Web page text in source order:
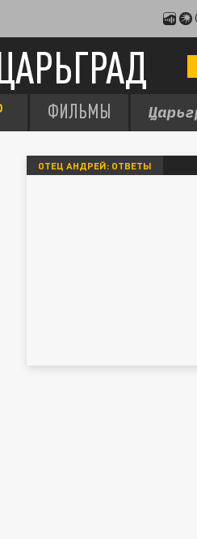
ФИЛЬМЫ
ОТЕЦ АНДРЕЙ: ОТВЕТЫ